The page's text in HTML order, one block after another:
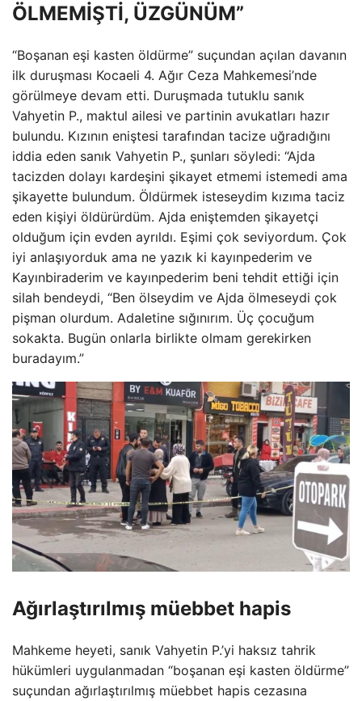
ÖLMEMİŞTİ, ÜZGÜNÜM”
“Boşanan eşi kasten öldürme” suçundan açılan davanın
ilk duruşması Kocaeli 4. Ağır Ceza Mahkemesi’nde
görülmeye devam etti. Duruşmada tutuklu sanık
Vahyetin P., maktul ailesi ve partinin avukatları hazır
bulundu. Kızının eniştesi tarafından tacize uğradığını
iddia eden sanık Vahyetin P., şunları söyledi: “Ajda
tacizden dolayı kardeşini şikayet etmemi istemedi ama
şikayette bulundum. Öldürmek isteseydim kızıma taciz
eden kişiyi öldürürdüm. Ajda eniştemden şikayetçi
olduğum için evden ayrıldı. Eşimi çok seviyordum. Çok
iyi anlaşıyorduk ama ne yazık ki kayınpederim ve
Kayınbiraderim ve kayınpederim beni tehdit ettiği için
silah bendeydi, “Ben ölseydim ve Ajda ölmeseydi çok
pişman olurdum. Adaletine sığınırım. Üç çocuğum
sokakta. Bugün onlarla birlikte olmam gerekirken
buradayım.”
Ağırlaştırılmış müebbet hapis
Mahkeme heyeti, sanık Vahyetin P.’yi haksız tahrik
hükümleri uygulanmadan “boşanan eşi kasten öldürme”
suçundan ağırlaştırılmış müebbet hapis cezasına